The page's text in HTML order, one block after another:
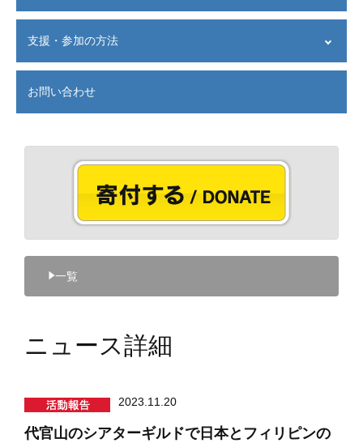
設立経緯
設立目的
JFCネットワークが目指すこと
支援・参加の方法
支援者の声
寄付する
−−JFC会員になる
寄付を集める
ボランティア・インターンで参加
企業・団体として協力する
概要
−−実績
お問い合わせ
一覧
ニュース詳細
2023.11.20
代官山のシアターギルドで日本とフィリピンの